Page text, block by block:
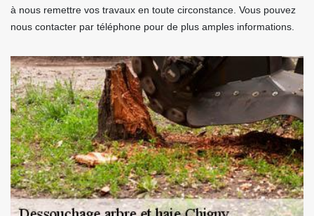
à nous remettre vos travaux en toute circonstance. Vous pouvez
nous contacter par téléphone pour de plus amples informations.